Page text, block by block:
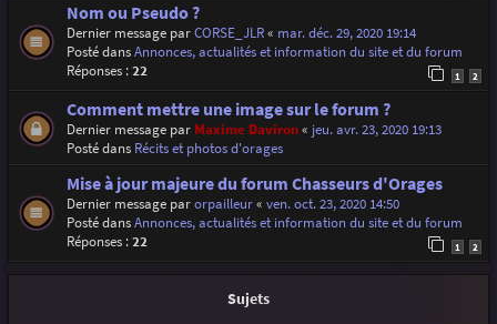
r
Nom ou Pseudo ?
Dernier message parCORSE_JLR« mar. déc. 29, 2020 19:14
Posté dansAnnonces, actualités et information du site et du forum
Réponses :22 1 2
Comment mettre une image sur le forum ?
Dernier message par Maxime Daviron« jeu. avr. 23, 2020 19:13
Posté dans Récits et photos d'orages
Mise à jour majeure du forum Chasseurs d'Orages
Dernier message parorpailleur« ven. oct. 23, 2020 14:50
Posté dansAnnonces, actualités et information du site et du forum
Réponses :22 1 2
Sujets